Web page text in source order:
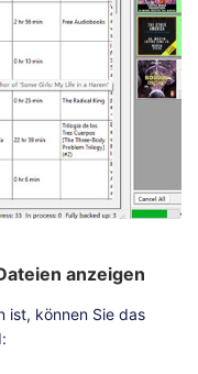
anzeigen
ist, können Sie das